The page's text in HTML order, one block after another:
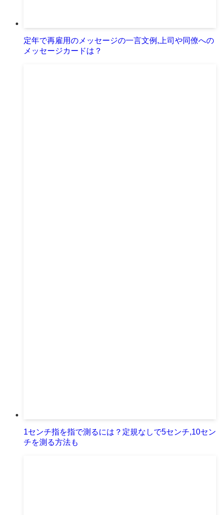
定年で再雇用のメッセージの一言文例,上司や同僚への
メッセージカードは？
1センチ指を指で測るには？定規なしで5センチ,10セン
チを測る方法も